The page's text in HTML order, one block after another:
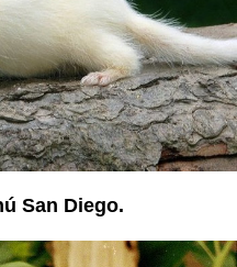
San Diego.